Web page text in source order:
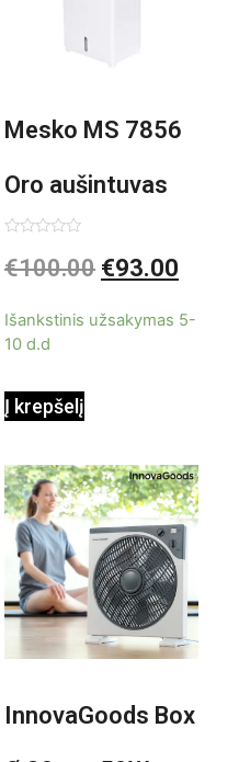
Mesko MS 7856
Oro aušintuvas
be ašmenų 3in1
0
iš
€100.00 €93.00
Išankstinis užsakymas 5-
10 d.d
Į krepšelį
InnovaGoods Box